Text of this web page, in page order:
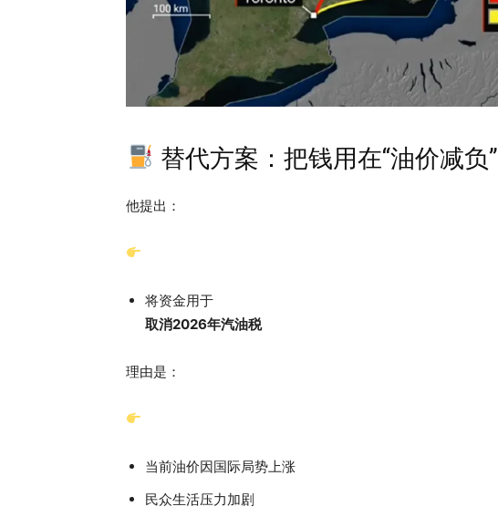
替代方案：把钱用在“油价减负”
他提出：
将资金用于
取消2026年汽油税
理由是：
当前油价因国际局势上涨
民众生活压力加剧